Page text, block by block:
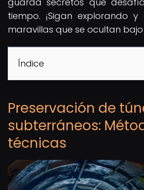
tiempo. ¡Sigan explorando
maravillas que se ocultan
Índice
Preservación de
subterráneos:
técnicas